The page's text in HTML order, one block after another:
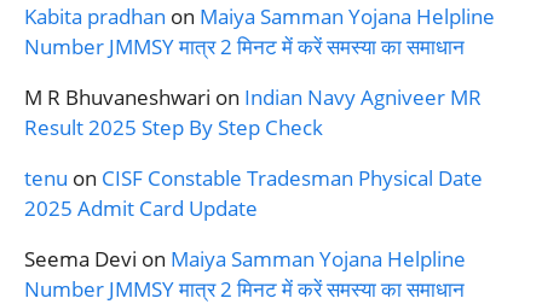
Kabita pradhan on Maiya Samman Yojana Helpline
Number JMMSY मात्र 2 मिनट में करें समस्या का समाधान
M R Bhuvaneshwari on Indian Navy Agniveer MR
Result 2025 Step By Step Check
tenu on CISF Constable Tradesman Physical Date
2025 Admit Card Update
Seema Devi on Maiya Samman Yojana Helpline
Number JMMSY मात्र 2 मिनट में करें समस्या का समाधान